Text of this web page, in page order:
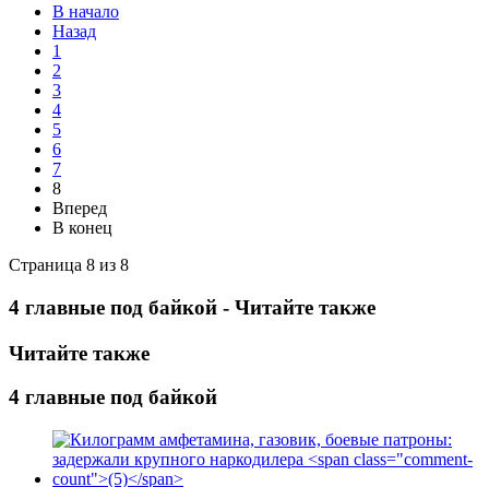
В начало
Назад
1
2
3
4
5
6
7
8
Вперед
В конец
Страница 8 из 8
4 главные под байкой - Читайте также
Читайте также
4 главные под байкой